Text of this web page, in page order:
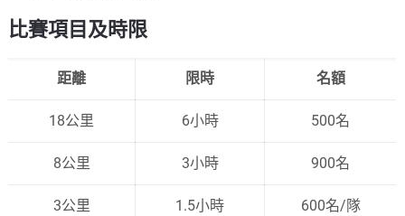
比賽項目及時限
距離 限時 名額
18公里 6小時 500名
8公里 3小時 900名
3公里 1.5小時 600名/隊